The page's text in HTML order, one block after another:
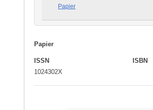
Papier
Papier
ISSN
1024302X
ISBN